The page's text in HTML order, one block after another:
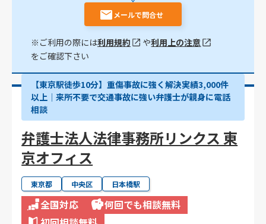
メールで問合せ
※ご利用の際には利用規約 や利用上の注意
をご確認下さい
【東京駅徒歩10分】重傷事故に強く解決実績3,000件
以上│来所不要で交通事故に強い弁護士が親身に電話
相談
弁護士法人法律事務所リンクス 東
京オフィス
東京都 中央区 日本橋駅
全国対応
何回でも相談無料